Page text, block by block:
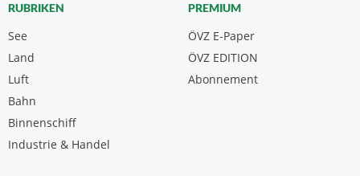
RUBRIKEN
See
Land
Luft
Bahn
Binnenschiff
Industrie & Handel
PREMIUM
ÖVZ E-Paper
Abonnement
ÖVZ EDITION